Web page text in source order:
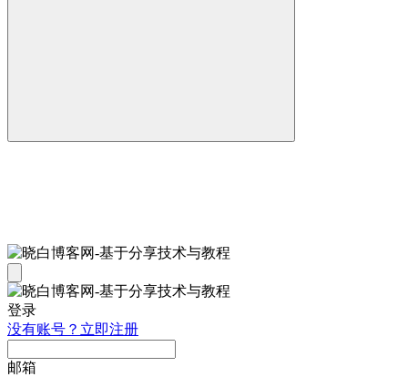
登录
没有账号？立即注册
邮箱